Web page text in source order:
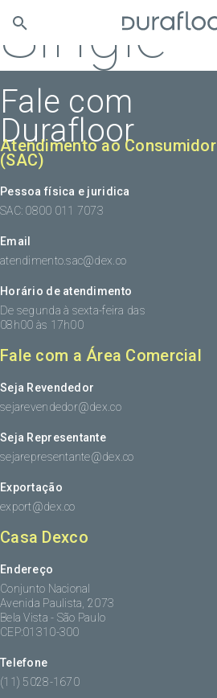
Single
Fale com
Durafloor
Atendimento ao Consumidor
(SAC)
Pessoa física e juridica
SAC: 0800 011 7073
Email
atendimento.sac@dex.co
Horário de atendimento
De segunda à sexta-feira das
08h00 às 17h00
Fale com a Área Comercial
Seja Revendedor
sejarevendedor@dex.co
Seja Representante
sejarepresentante@dex.co
Exportação
export@dex.co
Casa Dexco
Endereço
Conjunto Nacional
Avenida Paulista, 2073
Bela Vista - São Paulo
CEP:01310-300
Telefone
(11) 5028-1670